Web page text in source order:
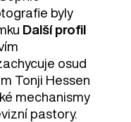
byly
Další profil
osud
Tonji Hessen
mechanismy
pastory.